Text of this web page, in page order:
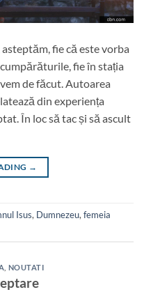
fie că este vorba
fie în stația
de făcut. Autoarea
din experiența
În loc să tac și să ascult
→
Isus, Dumnezeu, femeia
NOUTATI